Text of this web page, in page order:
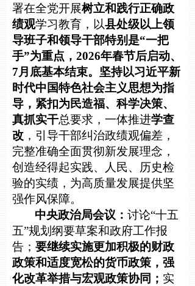
署在全党开展树立和践行正确政
绩观学习教育，以县处级以上领
导班子和领导干部特别是“一把
手”为重点，2026年春节后启动、
7月底基本结束。坚持以习近平新
时代中国特色社会主义思想为指
导，紧扣为民造福、科学决策、
真抓实干总要求，一体推进学查
改 ，引导干部纠治政绩观偏差，
完整准确全面贯彻新发展理念，
创造经得起实践、人民、历史检
验的实绩，为高质量发展提供坚
强作风保障。
中央政治局会议：讨论“十五
五”规划纲要草案和政府工作报
告； 要继续实施更加积极的财政
政策和适度宽松的货币政策，强
化改革举措与宏观政策协同； 实